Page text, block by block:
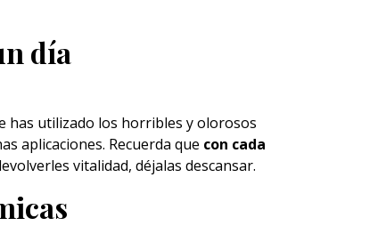
día
has utilizado los horribles y olorosos
aplicaciones. Recuerda que con cada
vitalidad, déjalas descansar.